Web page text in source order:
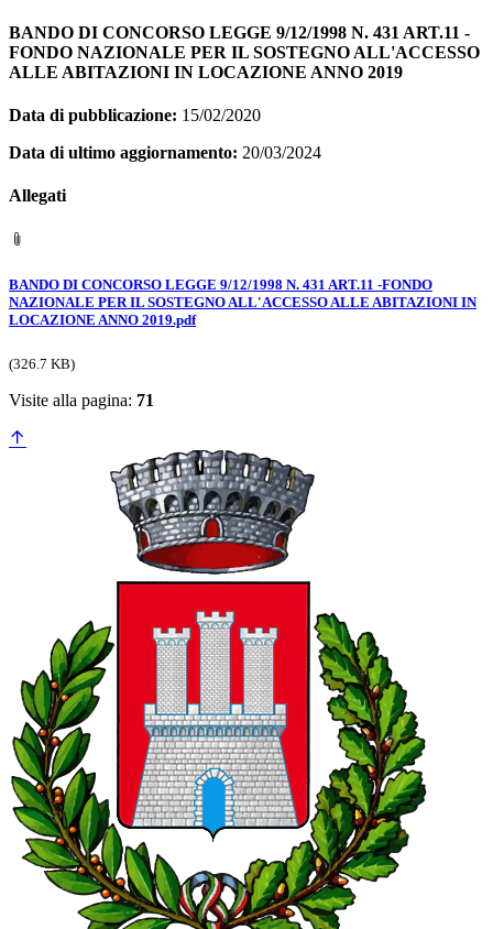
BANDO DI CONCORSO LEGGE 9/12/1998 N. 431 ART.11 -
FONDO NAZIONALE PER IL SOSTEGNO ALL'ACCESSO
ALLE ABITAZIONI IN LOCAZIONE ANNO 2019
Data di pubblicazione: 15/02/2020
Data di ultimo aggiornamento: 20/03/2024
Allegati
BANDO DI CONCORSO LEGGE 9/12/1998 N. 431 ART.11 -FONDO
NAZIONALE PER IL SOSTEGNO ALL'ACCESSO ALLE ABITAZIONI IN
LOCAZIONE ANNO 2019.pdf
(326.7 KB)
Visite alla pagina: 71